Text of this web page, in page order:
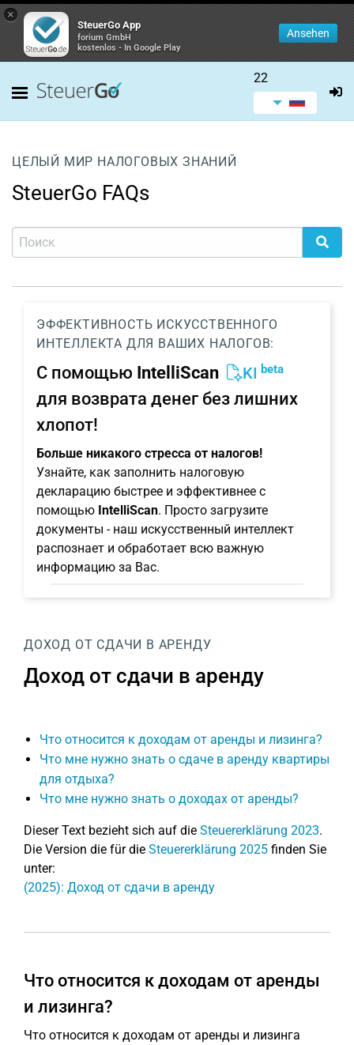
×
SteuerGo App
forium GmbH
kostenlos - In Google Play
Ansehen
22
ЦЕЛЫЙ МИР НАЛОГОВЫХ ЗНАНИЙ
SteuerGo FAQs
ЭФФЕКТИВНОСТЬ ИСКУССТВЕННОГО
ИНТЕЛЛЕКТА ДЛЯ ВАШИХ НАЛОГОВ:
С помощью IntelliScan KI beta
для возврата денег без лишних
хлопот!
Больше никакого стресса от налогов!
Узнайте, как заполнить налоговую
декларацию быстрее и эффективнее с
помощью IntelliScan. Просто загрузите
документы - наш искусственный интеллект
распознает и обработает всю важную
информацию за Вас.
ДОХОД ОТ СДАЧИ В АРЕНДУ
Доход от сдачи в аренду
Что относится к доходам от аренды и лизинга?
Что мне нужно знать о сдаче в аренду квартиры
для отдыха?
Что мне нужно знать о доходах от аренды?
Dieser Text bezieht sich auf die Steuererklärung 2023.
Die Version die für die Steuererklärung 2025 finden Sie
unter:
(2025): Доход от сдачи в аренду
Что относится к доходам от аренды
и лизинга?
Что относится к доходам от аренды и лизинга